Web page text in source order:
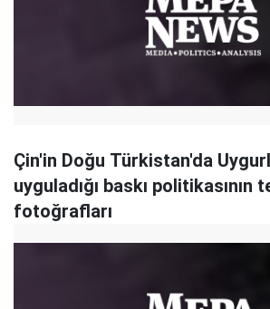
Çin'in Doğu Türkistan'da
uyguladığı baskı politikasının
fotoğrafları